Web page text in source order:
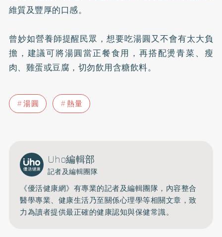
維質及豐厚的口感。
曾妙如營養師提醒民眾，想要吃湯圓又不會有太大負
擔，建議可將湯圓當正餐食用，再搭配燙青菜、瘦
肉、雞蛋或豆腐，切勿飲用含糖飲料。
湯圓 熱量
Uho編輯部
記者及編輯團隊
《優活健康網》有專業的記者及編輯團隊，內容整合
醫學專業、健康生活乃至關係心理學等相關文章，致
力為讀者提供最正確的健康認知與保健常識。